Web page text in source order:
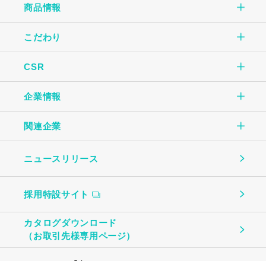
商品情報
商品情報TOP
オムレツ
温泉たまご・ゆで卵
こだわり
こだわりTOP
大切にしていること
ものづくり
CSR
CSR TOP
働く社員のために
企業情報
企業情報TOP
ご挨拶
会社概要
事業所・関連企業
関連企業
（株）中条たまご
中条たまご直売店
（株）ビッグエッグ札幌
ニュースリリース
採用特設サイト
カタログダウンロード
（お取引先様専用ページ）